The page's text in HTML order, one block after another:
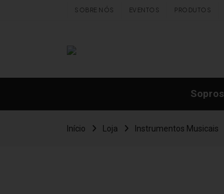
SOBRE NÓS EVENTOS PRODUTOS
Sopros
Início Loja Instrumentos Musicais